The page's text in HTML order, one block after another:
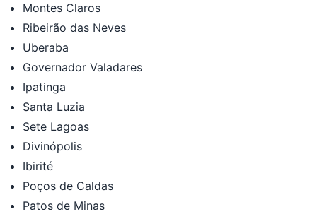
Montes Claros
Ribeirão das Neves
Uberaba
Governador Valadares
Ipatinga
Santa Luzia
Sete Lagoas
Divinópolis
Ibirité
Poços de Caldas
Patos de Minas